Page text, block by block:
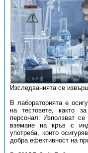
Изследванията се
В лабораторията е
на тестовете, както
персонал. Използват се
вземане на кръв с
употреба, които
добра ефективност на